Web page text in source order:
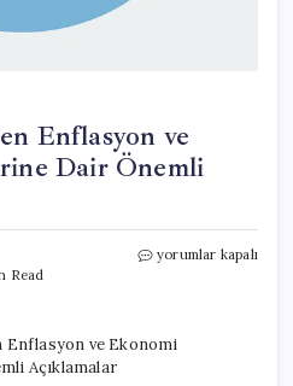
Enflasyon ve
Dair Önemli
Read
Mehmet
Ekonomi
Hedeflerine
yorumlar kapalı